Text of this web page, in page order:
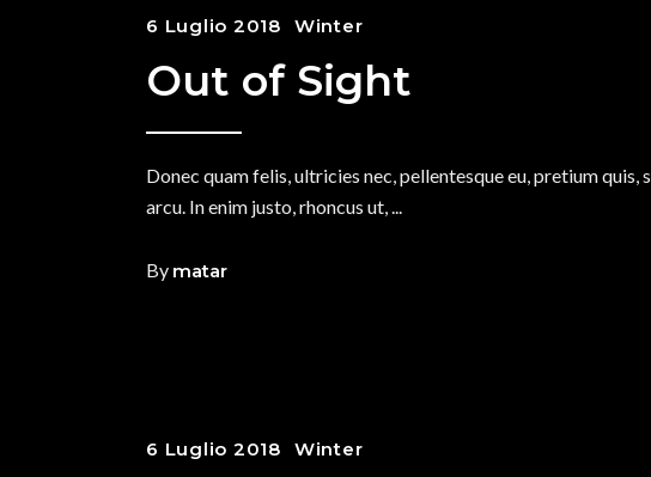
6 Luglio 2018 Winter
Out of Sight
Donec quam felis, ultricies nec, pellentesque eu, pretium
arcu. In enim justo, rhoncus ut,
By matar
6 Luglio 2018 Winter